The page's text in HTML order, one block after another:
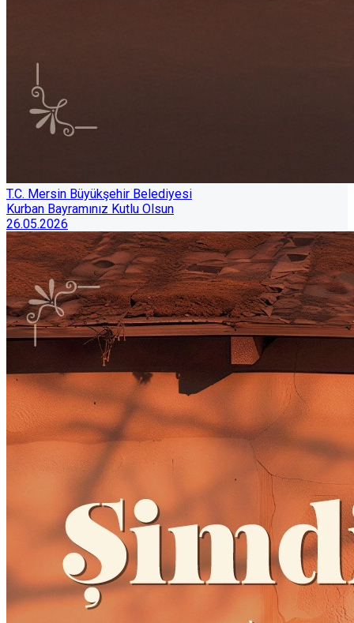
T.C. Mersin Büyükşehir Belediyesi
Kurban Bayramınız Kutlu Olsun
26.05.2026